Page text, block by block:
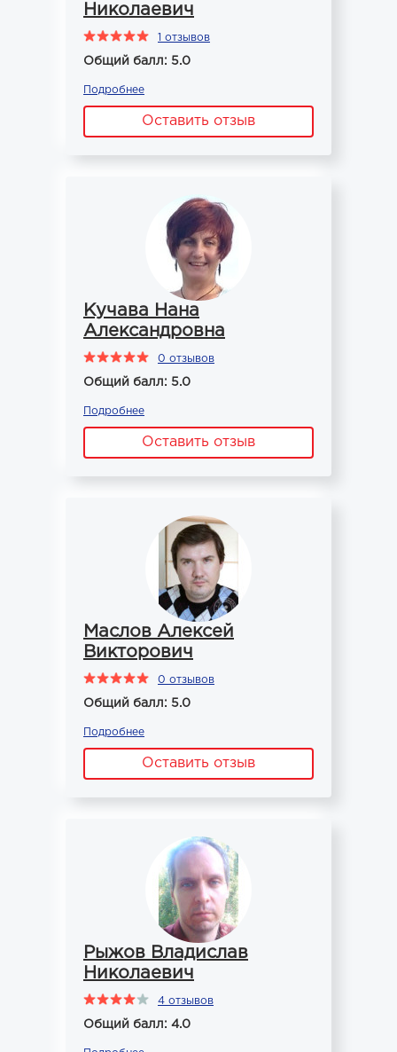
Николаевич
1 отзывов
Общий балл: 5.0
Подробнее
Оставить отзыв
Кучава Нана
Александровна
0 отзывов
Общий балл: 5.0
Подробнее
Оставить отзыв
Маслов Алексей
Викторович
0 отзывов
Общий балл: 5.0
Подробнее
Оставить отзыв
Рыжов Владислав
Николаевич
4 отзывов
Общий балл: 4.0